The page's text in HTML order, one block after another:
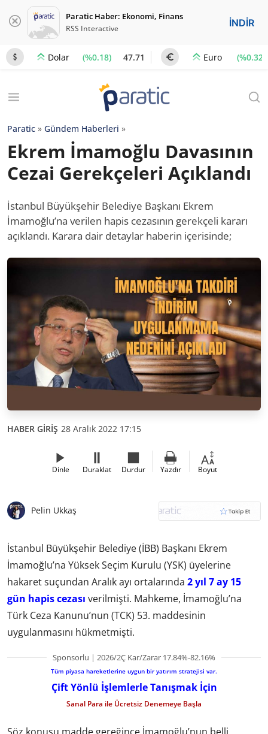
Paratic Haber: Ekonomi, Finans
RSS Interactive İNDİR
Dolar (%0.18) 47.71 Euro (%0.32)
Paratic » Gündem Haberleri »
Ekrem İmamoğlu Davasının
Cezai Gerekçeleri Açıklandı
İstanbul Büyükşehir Belediye Başkanı Ekrem
İmamoğlu’na verilen hapis cezasının gerekçeli kararı
açıklandı. Karara dair detaylar haberin içerisinde;
HABER GİRİŞ 28 Aralık 2022 17:15
Dinle Duraklat Durdur Yazdır Boyut
Pelin Ukkaş
İstanbul Büyükşehir Belediye (İBB) Başkanı Ekrem
İmamoğlu’na Yüksek Seçim Kurulu (YSK) üyelerine
hakaret suçundan Aralık ayı ortalarında 2 yıl 7 ay 15
gün hapis cezası verilmişti. Mahkeme, İmamoğlu’na
Türk Ceza Kanunu’nun (TCK) 53. maddesinin
uygulanmasını hükmetmişti.
Sponsorlu | 2026/2Ç Kar/Zarar 17.84%-82.16%
Tüm piyasa hareketlerine uygun bir yatırım stratejisi var.
Çift Yönlü İşlemlerle Tanışmak İçin
Sanal Para ile Ücretsiz Denemeye Başla